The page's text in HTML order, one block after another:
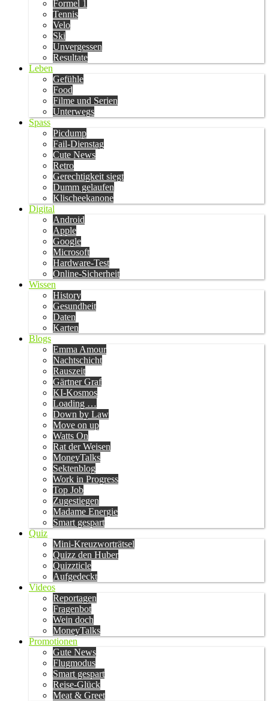
Formel 1
Tennis
Velo
Ski
Unvergessen
Resultate
Leben
Gefühle
Food
Filme und Serien
Unterwegs
Spass
Picdump
Fail-Dienstag
Cute News
Retro
Gerechtigkeit siegt
Dumm gelaufen
Klischeekanone
Digital
Android
Apple
Google
Microsoft
Hardware-Test
Online-Sicherheit
Wissen
History
Gesundheit
Daten
Karten
Blogs
Emma Amour
Nachtschicht
Rauszeit
Gärtner Graf
KI-Kosmos
Loading …
Down by Law
Move on up
Watts On
Rat der Weisen
MoneyTalks
Sektenblog
Work in Progress
Top Job
Zugestiegen
Madame Energie
Smart gespart
Quiz
Mini-Kreuzworträtsel
Quizz den Huber
Quizzticle
Aufgedeckt
Videos
Reportagen
Fragenbot
Wein doch
MoneyTalks
Promotionen
Gute News
Flugmodus
Smart gespart
Reise-Glück
Meat & Greet